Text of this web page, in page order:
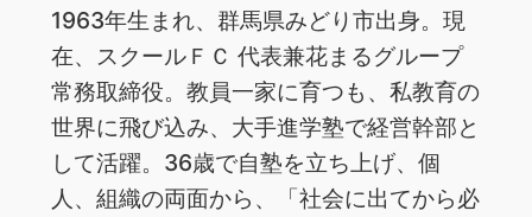
1963年生まれ、群馬県みどり市出身。現
在、スクールＦＣ 代表兼花まるグループ
常務取締役。教員一家に育つも、私教育の
世界に飛び込み、大手進学塾で経営幹部と
して活躍。36歳で自塾を立ち上げ、個
人、組織の両面から、「社会に出てから必